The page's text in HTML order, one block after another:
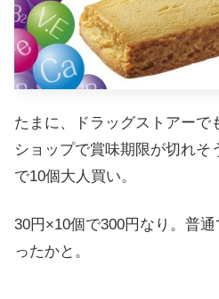
たまに、ドラッグストアーで
ショップで賞味期限が切れそ
で10個大人買い。
30円×10個で300円なり。普
ったかと。